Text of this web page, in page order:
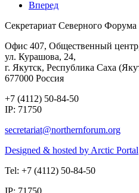
Вперед
Секретариат Северного Форума
Офис 407, Общественный
ул. Курашова, 24,
г. Якутск, Республика Саха
677000 Россия
+7 (4112) 50-84-50
IP: 71750
Designed & hosted by Arctic Portal
Tel: +7 (4112) 50-84-50
IP: 71750